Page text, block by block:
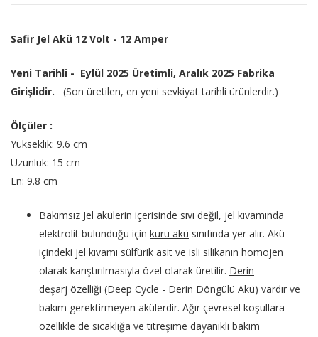
Safir Jel Akü 12 Volt - 12 Amper
Yeni Tarihli - Eylül 2025 Üretimli, Aralık 2025 Fabrika
Girişlidir. (Son üretilen, en yeni sevkiyat tarihli ürünlerdir.)
Ölçüler :
Yükseklik: 9.6 cm
Uzunluk: 15 cm
En: 9.8 cm
Bakımsız Jel akülerin içerisinde sıvı değil, jel kıvamında
elektrolit bulunduğu için kuru akü sınıfında yer alır. Akü
içindeki jel kıvamı sülfürik asit ve isli silikanın homojen
olarak karıştırılmasıyla özel olarak üretilir. Derin
deşarj özelliği (Deep Cycle - Derin Döngülü Akü) vardır ve
bakım gerektirmeyen akülerdir. Ağır çevresel koşullara
özellikle de sıcaklığa ve titreşime dayanıklı bakım